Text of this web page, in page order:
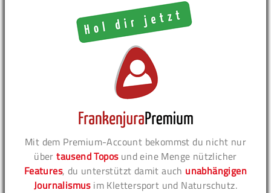
Mit dem Premium-Account bekommst du nicht nur
übertausend Toposund eine Menge nützlicher
Features, du unterstützt damit auch unabhängigen
Journalismusim Klettersport und Naturschutz.